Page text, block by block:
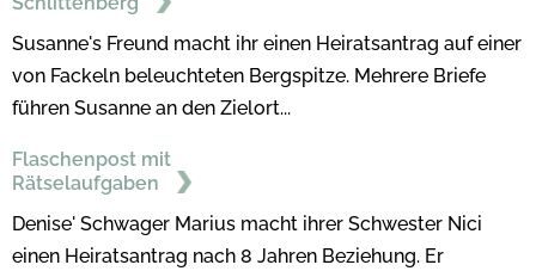
Susanne's Freund macht ihr einen Heiratsantrag auf einer
von Fackeln beleuchteten Bergspitze. Mehrere Briefe
führen Susanne an den Zielort...
Flaschenpost mit
Rätselaufgaben
Denise' Schwager Marius macht ihrer Schwester Nici
einen Heiratsantrag nach 8 Jahren Beziehung. Er